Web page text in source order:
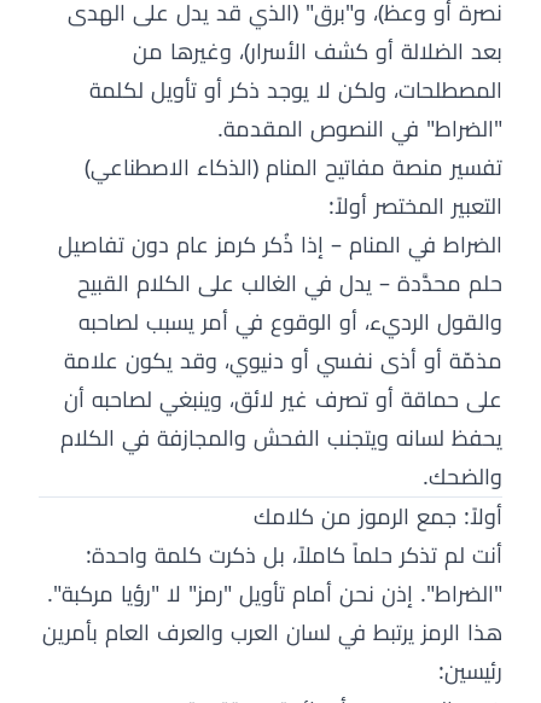
نصرة أو وعظ)، و"برق" (الذي قد يدل على الهدى
بعد الضلالة أو كشف الأسرار)، وغيرها من
المصطلحات، ولكن لا يوجد ذكر أو تأويل لكلمة
"الضراط" في النصوص المقدمة.
تفسير منصة مفاتيح المنام (الذكاء الاصطناعي)
التعبير المختصر أولاً:
الضراط في المنام – إذا ذُكر كرمز عام دون تفاصيل
حلم محدَّدة – يدل في الغالب على الكلام القبيح
والقول الرديء، أو الوقوع في أمر يسبب لصاحبه
مذمّة أو أذى نفسي أو دنيوي، وقد يكون علامة
على حماقة أو تصرف غير لائق، وينبغي لصاحبه أن
يحفظ لسانه ويتجنب الفحش والمجازفة في الكلام
والضحك.
أولاً: جمع الرموز من كلامك
أنت لم تذكر حلماً كاملاً، بل ذكرت كلمة واحدة:
"الضراط". إذن نحن أمام تأويل "رمز" لا "رؤيا مركبة".
هذا الرمز يرتبط في لسان العرب والعرف العام بأمرين
رئيسين: